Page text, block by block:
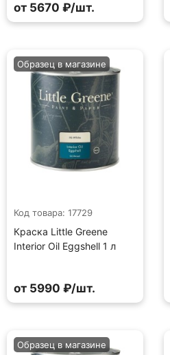
от 5670 ₽/шт.
Код товара: 17729
Краска Little Greene
Interior Oil Eggshell 1 л
Образец в магазине
от 5990 ₽/шт.
Образец в магазине